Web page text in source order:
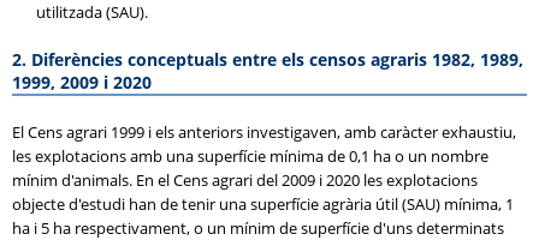
utilitzada (SAU).
2. Diferències conceptuals entre els censos agraris 1982, 1989,
1999, 2009 i 2020
El Cens agrari 1999 i els anteriors investigaven, amb caràcter exhaustiu,
les explotacions amb una superfície mínima de 0,1 ha o un nombre
mínim d'animals. En el Cens agrari del 2009 i 2020 les explotacions
objecte d'estudi han de tenir una superfície agrària útil (SAU) mínima, 1
ha i 5 ha respectivament, o un mínim de superfície d'uns determinats